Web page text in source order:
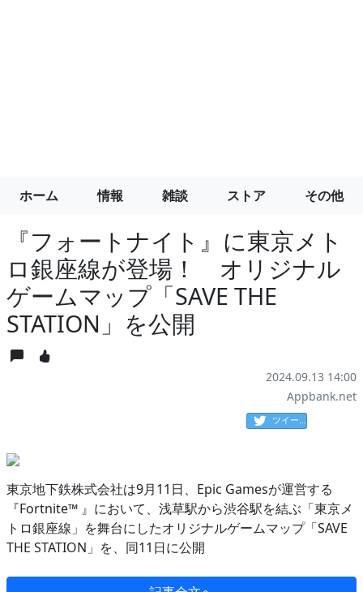
ホーム 情報 雑談 ストア その他
『フォートナイト』に東京メト
ロ銀座線が登場！ オリジナル
ゲームマップ「SAVE THE
STATION」を公開
2024.09.13 14:00
Appbank.net
ツイート
東京地下鉄株式会社は9月11日、Epic Gamesが運営する
『Fortnite™ 』において、浅草駅から渋谷駅を結ぶ「東京メ
トロ銀座線」を舞台にしたオリジナルゲームマップ「SAVE
THE STATION」を、同11日に公開